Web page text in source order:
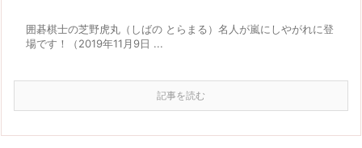
囲碁棋士の芝野虎丸（しばの とらまる）名人が嵐にしやがれに登
場です！（2019年11月9日 ...
記事を読む